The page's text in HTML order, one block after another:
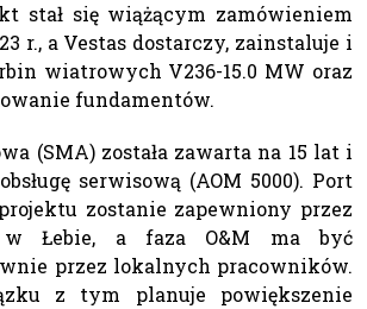
stał się wiążącym zamówieniem
r., a Vestas dostarczy, zainstaluje i
wiatrowych V236-15.0 MW oraz
fundamentów.
(SMA) została zawarta na 15 lat i
serwisową (AOM 5000). Port
zostanie zapewniony przez
Łebie, a faza O&M ma być
przez lokalnych pracowników.
z tym planuje powiększenie